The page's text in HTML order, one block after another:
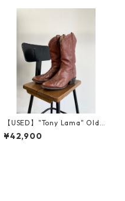
【USED】"Tony Lama" Old
Western Boots
¥42,900